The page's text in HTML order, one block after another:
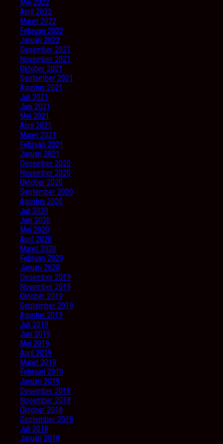
Mei 2022
April 2022
Maret 2022
Februari 2022
Januari 2022
Desember 2021
November 2021
Oktober 2021
September 2021
Agustus 2021
Juli 2021
Juni 2021
Mei 2021
April 2021
Maret 2021
Februari 2021
Januari 2021
Desember 2020
November 2020
Oktober 2020
September 2020
Agustus 2020
Juli 2020
Juni 2020
Mei 2020
April 2020
Maret 2020
Februari 2020
Januari 2020
Desember 2019
November 2019
Oktober 2019
September 2019
Agustus 2019
Juli 2019
Juni 2019
Mei 2019
April 2019
Maret 2019
Februari 2019
Januari 2019
Desember 2018
November 2018
Oktober 2018
September 2018
Juli 2018
Januari 2018